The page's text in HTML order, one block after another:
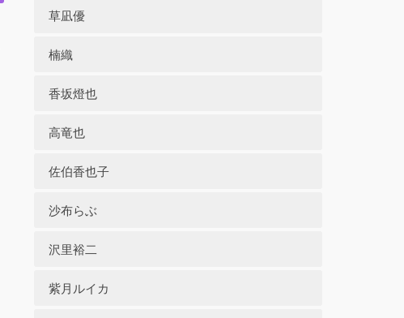
草凪優
楠織
香坂燈也
高竜也
佐伯香也子
沙布らぶ
沢里裕二
紫月ルイカ